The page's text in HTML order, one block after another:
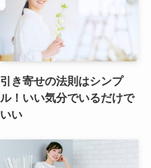
引き寄せの法則はシンプ
ル！いい気分でいるだけで
いい